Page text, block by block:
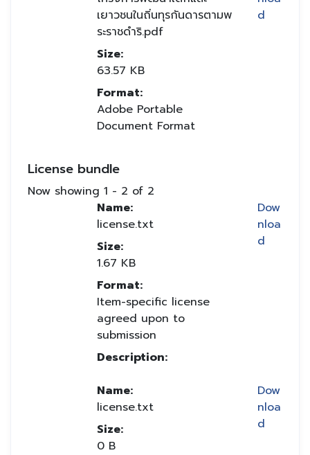
เยาวชนในถิ่นทุรกันดารตามพ
ระราชดำริ.pdf
Size:
63.57 KB
Format:
Adobe Portable
Document Format
d
License bundle
Now showing 1 - 2 of 2
Name:
license.txt
Size:
1.67 KB
Format:
Item-specific license
agreed upon to
submission
Description:
Dow
nloa
d
Name:
license.txt
Size:
0 B
Dow
nloa
d